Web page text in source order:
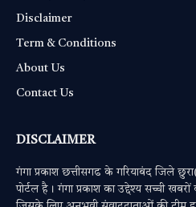
Disclaimer
Term & Conditions
About Us
Contact Us
DISCLAIMER
गंगा प्रकाश छत्तीसगढ के गरियाबंद जिले
पोर्टल है। गंगा प्रकाश का उद्देश्य सच्ची